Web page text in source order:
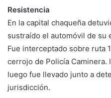
Resistencia
En la capital chaqueña
sustraído el automóvil de su
Fue interceptado sobre ruta
cerrojo de Policía Caminera.
luego fue llevado junto a
jurisdicción.